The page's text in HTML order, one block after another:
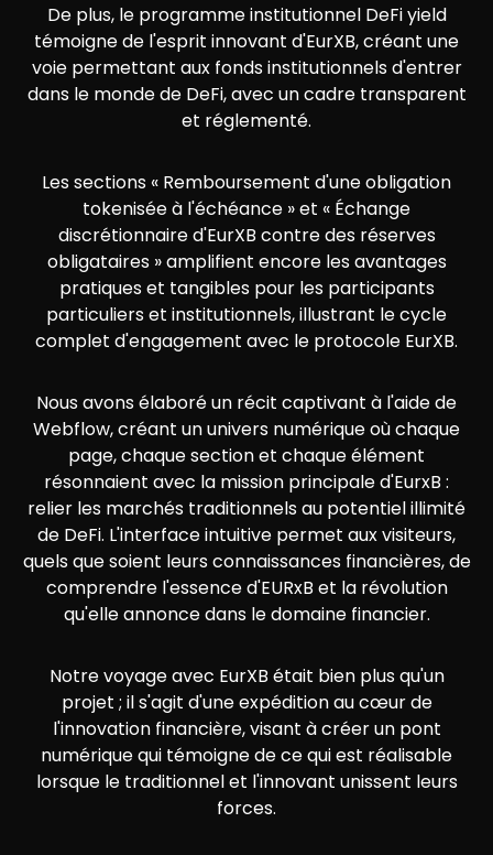
De plus, le programme institutionnel DeFi yield
témoigne de l'esprit innovant d'EurXB, créant une
voie permettant aux fonds institutionnels d'entrer
dans le monde de DeFi, avec un cadre transparent
et réglementé.
Les sections « Remboursement d'une obligation
tokenisée à l'échéance » et « Échange
discrétionnaire d'EurXB contre des réserves
obligataires » amplifient encore les avantages
pratiques et tangibles pour les participants
particuliers et institutionnels, illustrant le cycle
complet d'engagement avec le protocole EurXB.
Nous avons élaboré un récit captivant à l'aide de
Webflow, créant un univers numérique où chaque
page, chaque section et chaque élément
résonnaient avec la mission principale d'EurxB :
relier les marchés traditionnels au potentiel illimité
de DeFi. L'interface intuitive permet aux visiteurs,
quels que soient leurs connaissances financières, de
comprendre l'essence d'EURxB et la révolution
qu'elle annonce dans le domaine financier.
Notre voyage avec EurXB était bien plus qu'un
projet ; il s'agit d'une expédition au cœur de
l'innovation financière, visant à créer un pont
numérique qui témoigne de ce qui est réalisable
lorsque le traditionnel et l'innovant unissent leurs
forces.